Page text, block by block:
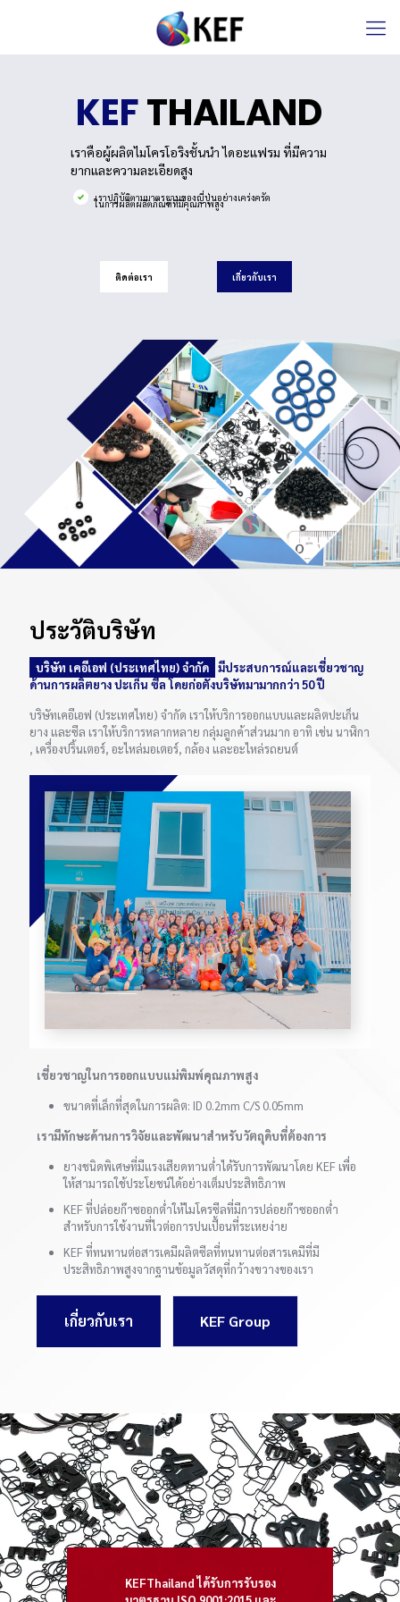
KEFTHAILAND
เราคือผู้ผลิตไมโครโอริงชั้นนำ ไดอะแฟรม ที่มีความ
ยากและความละเอียดสูง
เราปฏิบัติตามมาตรฐานของญี่ปุ่นอย่างเคร่งครัด
ในการผลิตผลิตภัณฑ์ที่มีคุณภาพสูง
ติดต่อเรา เกี่ยวกับเรา
ประวัติบริษัท
บริษัท เคอีเอฟ (ประเทศไทย) จำกัด มีประสบการณ์และเชี่ยวชาญ
ด้านการผลิตยาง ปะเก็น ซีล โดยก่อตั้งบริษัทมามากกว่า 50 ปี
บริษัทเคอีเอฟ (ประเทศไทย) จำกัด เราให้บริการออกแบบและผลิตปะเก็น
ยาง และซีล เราให้บริการหลากหลาย กลุ่มลูกค้าส่วนมาก อาทิ เช่น นาฬิกา
, เครื่องปริ้นเตอร์, อะไหล่มอเตอร์, กล้อง และอะไหล่รถยนต์
เชี่ยวชาญในการออกแบบแม่พิมพ์คุณภาพสูง
ขนาดที่เล็กที่สุดในการผลิต: ID 0.2mm C/S 0.05mm
เรามีทักษะด้านการวิจัยและพัฒนาสำหรับวัตถุดิบที่ต้องการ
ยางชนิดพิเศษที่มีแรงเสียดทานต่ำได้รับการพัฒนาโดย KEF เพื่อ
ให้สามารถใช้ประโยชน์ได้อย่างเต็มประสิทธิภาพ
KEF ที่ปล่อยก๊าซออกต่ำให้ไมโครซีลที่มีการปล่อยก๊าซออกต่ำ
สำหรับการใช้งานที่ไวต่อการปนเปื้อนที่ระเหยง่าย
KEF ที่ทนทานต่อสารเคมีผลิตซีลที่ทนทานต่อสารเคมีที่มี
ประสิทธิภาพสูงจากฐานข้อมูลวัสดุที่กว้างขวางของเรา
เกี่ยวกับเรา KEF Group
KEFThailand ได้รับการรับรอง